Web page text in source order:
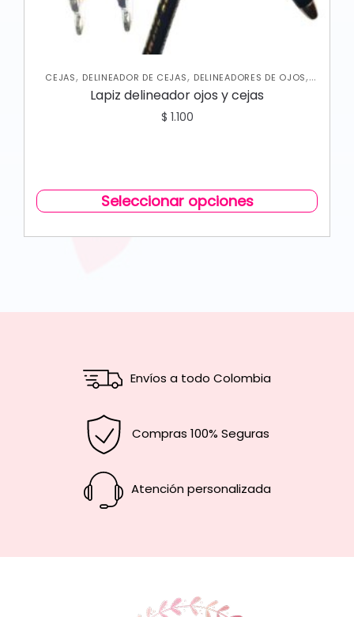
CEJAS, DELINEADOR DE CEJAS, DELINEADORES DE OJOS,
OJOS
Lapiz delineador ojos y cejas
$ 1.100
Seleccionar opciones
Envíos a todo Colombia
Compras 100% Seguras
Atención personalizada